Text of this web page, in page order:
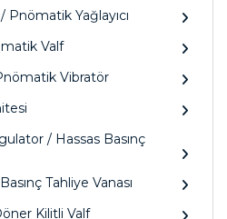
Yağlayıcı
Valf
Vibratör
/ Hassas Basınç
Tahliye Vanası
Kilitli Valf